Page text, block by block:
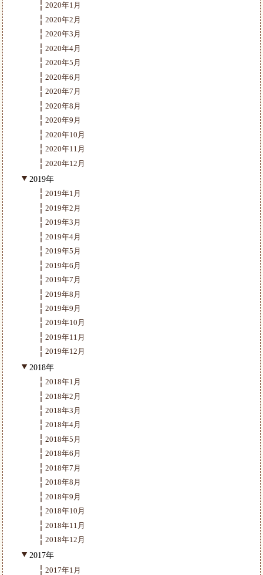
2020年1月
2020年2月
2020年3月
2020年4月
2020年5月
2020年6月
2020年7月
2020年8月
2020年9月
2020年10月
2020年11月
2020年12月
2019年
2019年1月
2019年2月
2019年3月
2019年4月
2019年5月
2019年6月
2019年7月
2019年8月
2019年9月
2019年10月
2019年11月
2019年12月
2018年
2018年1月
2018年2月
2018年3月
2018年4月
2018年5月
2018年6月
2018年7月
2018年8月
2018年9月
2018年10月
2018年11月
2018年12月
2017年
2017年1月